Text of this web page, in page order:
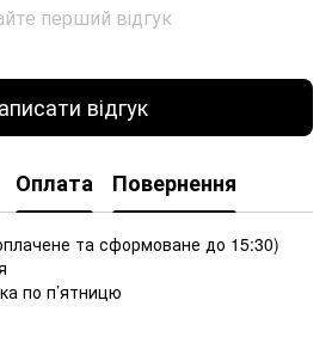
перший відгук
відгук
Оплата Повернення
та сформоване до 15:30)
по п’ятницю